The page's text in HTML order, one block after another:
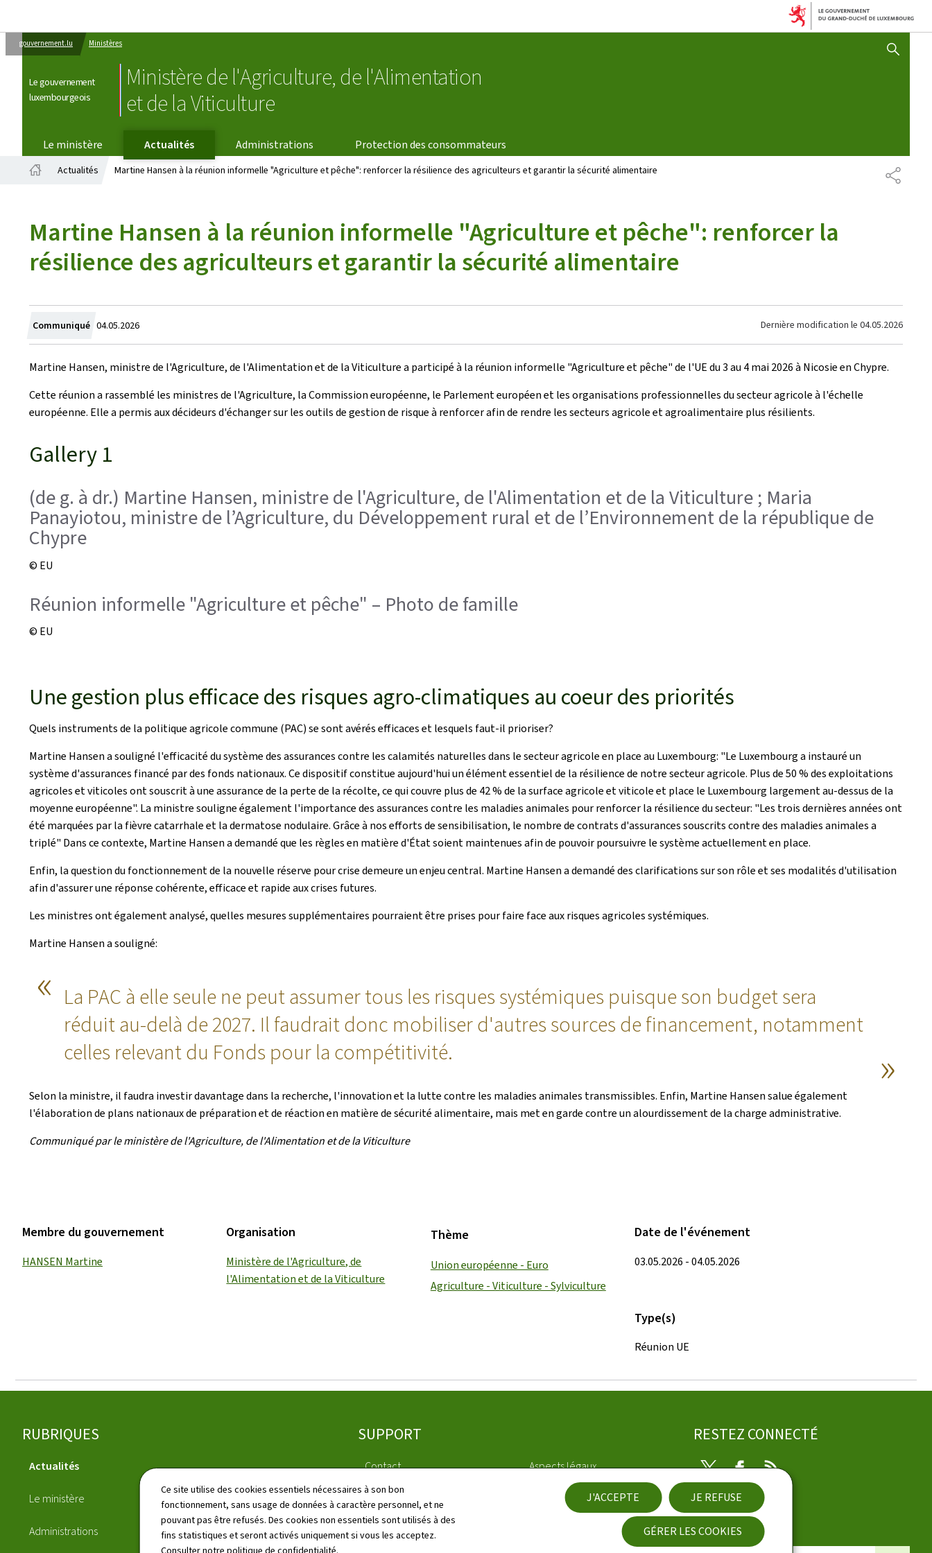
Ce site utilise des cookies essentiels nécessaires à son bon
fonctionnement, sans usage de données à caractère personnel, et ne
pouvant pas être refusés. Des cookies non essentiels sont utilisés à des
fins statistiques et seront activés uniquement si vous les acceptez.
J'ACCEPTE JE REFUSE
GÉRER LES COOKIES
gouvernement.lu Ministères
Le gouvernement
luxembourgeois
Ministère de l'Agriculture, de l'Alimentation
et de la Viticulture
AFFICHER / MASQUER
Le ministère Actualités Administrations
Protection des consommateurs
Actualités Martine Hansen à la réunion informelle "Agriculture et pêche": renforcer la résilience des agriculteurs et garantir la sécurité alimentaire
Martine Hansen à la réunion informelle "Agriculture et pêche": renforcer la
résilience des agriculteurs et garantir la sécurité alimentaire
Communiqué Crée
le
04.05.2026 Dernière modification le 04.05.2026
Martine Hansen, ministre de l'Agriculture, de l'Alimentation et de la Viticulture a participé à la réunion informelle "Agriculture et pêche" de l'UE du 3 au 4 mai 2026 à Nicosie en Chypre.
Cette réunion a rassemblé les ministres de l'Agriculture, la Commission européenne, le Parlement européen et les organisations professionnelles du secteur agricole à l'échelle
européenne. Elle a permis aux décideurs d'échanger sur les outils de gestion de risque à renforcer afin de rendre les secteurs agricole et agroalimentaire plus résilients.
Gallery 1
(de g. à dr.) Martine Hansen, ministre de l'Agriculture, de l'Alimentation et de la Viticulture ; Maria
Panayiotou, ministre de l’Agriculture, du Développement rural et de l’Environnement de la république de
Chypre
© EU
Réunion informelle "Agriculture et pêche" – Photo de famille
© EU
Une gestion plus efficace des risques agro-climatiques au coeur des priorités
Quels instruments de la politique agricole commune (PAC) se sont avérés efficaces et lesquels faut-il prioriser?
Martine Hansen a souligné l'efficacité du système des assurances contre les calamités naturelles dans le secteur agricole en place au Luxembourg: "Le Luxembourg a instauré un
système d'assurances financé par des fonds nationaux. Ce dispositif constitue aujourd'hui un élément essentiel de la résilience de notre secteur agricole. Plus de 50 % des exploitations
agricoles et viticoles ont souscrit à une assurance de la perte de la récolte, ce qui couvre plus de 42 % de la surface agricole et viticole et place le Luxembourg largement au-dessus de la
moyenne européenne". La ministre souligne également l'importance des assurances contre les maladies animales pour renforcer la résilience du secteur: "Les trois dernières années ont
été marquées par la fièvre catarrhale et la dermatose nodulaire. Grâce à nos efforts de sensibilisation, le nombre de contrats d'assurances souscrits contre des maladies animales a
triplé" Dans ce contexte, Martine Hansen a demandé que les règles en matière d'État soient maintenues afin de pouvoir poursuivre le système actuellement en place.
Enfin, la question du fonctionnement de la nouvelle réserve pour crise demeure un enjeu central. Martine Hansen a demandé des clarifications sur son rôle et ses modalités d'utilisation
afin d'assurer une réponse cohérente, efficace et rapide aux crises futures.
Les ministres ont également analysé, quelles mesures supplémentaires pourraient être prises pour faire face aux risques agricoles systémiques.
Martine Hansen a souligné:
La PAC à elle seule ne peut assumer tous les risques systémiques puisque son budget sera
réduit au-delà de 2027. Il faudrait donc mobiliser d'autres sources de financement, notamment
celles relevant du Fonds pour la compétitivité.
Selon la ministre, il faudra investir davantage dans la recherche, l'innovation et la lutte contre les maladies animales transmissibles. Enfin, Martine Hansen salue également
l'élaboration de plans nationaux de préparation et de réaction en matière de sécurité alimentaire, mais met en garde contre un alourdissement de la charge administrative.
Communiqué par le ministère de l'Agriculture, de l'Alimentation et de la Viticulture
Membre du gouvernement
HANSEN Martine
Organisation
Ministère de l'Agriculture, de
l'Alimentation et de la Viticulture
Thème
Union européenne - Euro
Agriculture - Viticulture - Sylviculture
Date de l'événement
03.05.2026 - 04.05.2026
Type(s)
Réunion UE
Pied
de
RUBRIQUES
Actualités
Le ministère
Administrations
Annuaire
Démarches
SUPPORT
Contact
Plan du site
À propos du site
Aspects légaux
Déclaration d'accessibilité
RESTEZ CONNECTÉ
TwitterFacebook
RSS
Newsletter